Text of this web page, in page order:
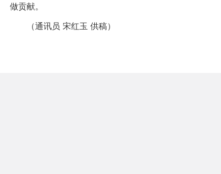
做贡献。
（通讯员 宋红玉 供稿）